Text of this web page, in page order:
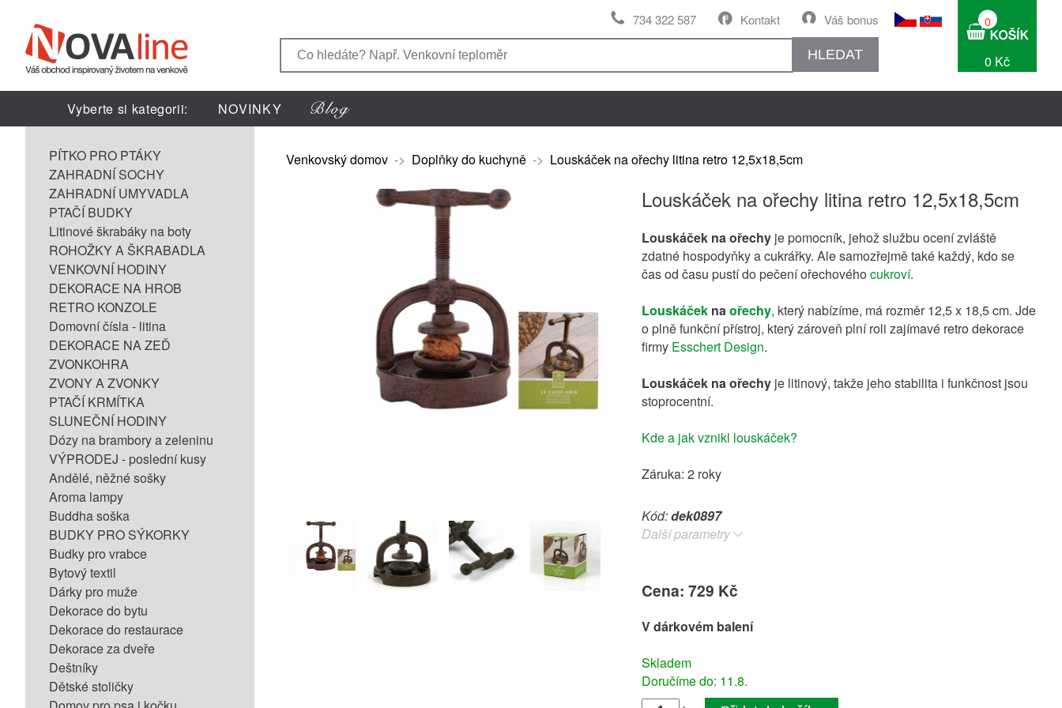
Váš bonus
Kontakt
734 322 587
HLEDAT
0
0 Kč
Vyberte si kategorii: NOVINKY
PÍTKO PRO PTÁKY
ZAHRADNÍ SOCHY
ZAHRADNÍ UMYVADLA
PTAČÍ BUDKY
Litinové škrabáky na boty
ROHOŽKY A ŠKRABADLA
VENKOVNÍ HODINY
DEKORACE NA HROB
RETRO KONZOLE
Domovní čísla - litina
DEKORACE NA ZEĎ
ZVONKOHRA
ZVONY A ZVONKY
PTAČÍ KRMÍTKA
SLUNEČNÍ HODINY
Dózy na brambory a zeleninu
VÝPRODEJ - poslední kusy
Andělé, něžné sošky
Aroma lampy
Buddha soška
BUDKY PRO SÝKORKY
Budky pro vrabce
Bytový textil
Dárky pro muže
Dekorace do bytu
Dekorace do restaurace
Dekorace za dveře
Deštníky
Dětské stoličky
Venkovský domov -> Doplňky do kuchyně -> Louskáček na ořechy litina retro 12,5x18,5cm
Louskáček na ořechy litina retro 12,5x18,5cm
Louskáček na ořechy je pomocník, jehož službu ocení zvláště
zdatné hospodyňky a cukrářky. Ale samozřejmě také každý, kdo se
čas od času pustí do pečení ořechového cukroví.
Louskáček naořechy, který nabízíme, má rozměr 12,5 x 18,5 cm. Jde
o plně funkční přístroj, který zároveň plní roli zajímavé retro dekorace
firmy Esschert Design.
Louskáček na ořechy je litinový, takže jeho stabilita i funkčnost jsou
stoprocentní.
Kde a jak vznikl louskáček?
Záruka: 2 roky
Kód:dek0897
Další parametry
Cena: 729 Kč
V dárkovém balení
Skladem
Doručíme do: 11.8.